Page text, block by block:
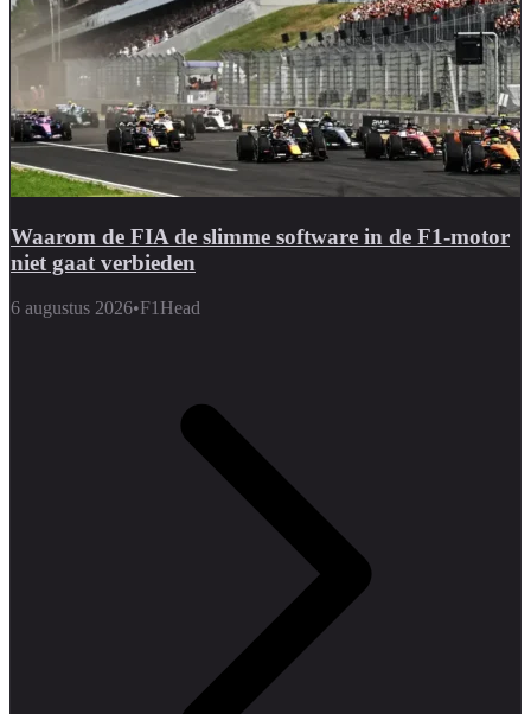
Waarom de FIA de slimme software in de F1-motor
niet gaat verbieden
6 augustus 2026•F1Head